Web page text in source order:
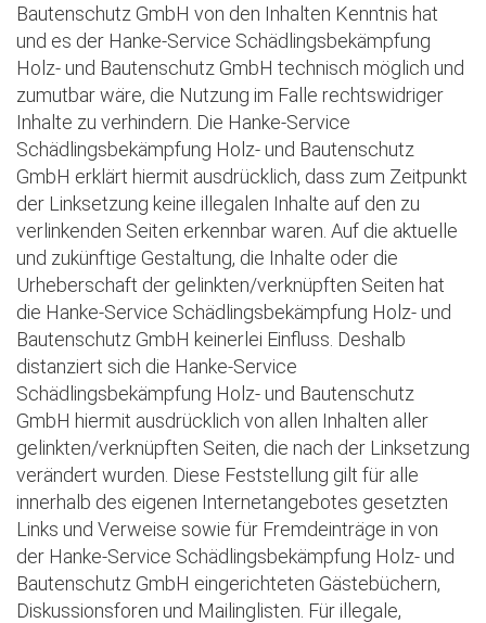
Bautenschutz GmbH von den Inhalten Kenntnis hat
und es der Hanke-Service Schädlingsbekämpfung
Holz- und Bautenschutz GmbH technisch möglich und
zumutbar wäre, die Nutzung im Falle rechtswidriger
Inhalte zu verhindern. Die Hanke-Service
Schädlingsbekämpfung Holz- und Bautenschutz
GmbH erklärt hiermit ausdrücklich, dass zum Zeitpunkt
der Linksetzung keine illegalen Inhalte auf den zu
verlinkenden Seiten erkennbar waren. Auf die aktuelle
und zukünftige Gestaltung, die Inhalte oder die
Urheberschaft der gelinkten/verknüpften Seiten hat
die Hanke-Service Schädlingsbekämpfung Holz- und
Bautenschutz GmbH keinerlei Einfluss. Deshalb
distanziert sich die Hanke-Service
Schädlingsbekämpfung Holz- und Bautenschutz
GmbH hiermit ausdrücklich von allen Inhalten aller
gelinkten/verknüpften Seiten, die nach der Linksetzung
verändert wurden. Diese Feststellung gilt für alle
innerhalb des eigenen Internetangebotes gesetzten
Links und Verweise sowie für Fremdeinträge in von
der Hanke-Service Schädlingsbekämpfung Holz- und
Bautenschutz GmbH eingerichteten Gästebüchern,
Diskussionsforen und Mailinglisten. Für illegale,